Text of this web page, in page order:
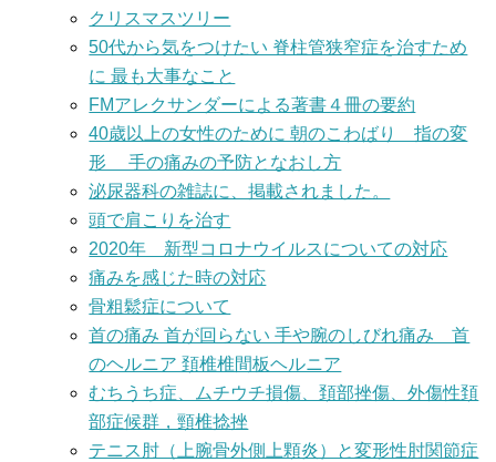
クリスマスツリー
50代から気をつけたい 脊柱管狭窄症を治すため
に 最も大事なこと
FMアレクサンダーによる著書４冊の要約
40歳以上の女性のために 朝のこわばり 指の変
形 手の痛みの予防となおし方
泌尿器科の雑誌に、掲載されました。
頭で肩こりを治す
2020年 新型コロナウイルスについての対応
痛みを感じた時の対応
骨粗鬆症について
首の痛み 首が回らない 手や腕のしびれ痛み 首
のヘルニア 頚椎椎間板ヘルニア
むちうち症、ムチウチ損傷、頚部挫傷、外傷性頚
部症候群，頸椎捻挫
テニス肘（上腕骨外側上顆炎）と変形性肘関節症